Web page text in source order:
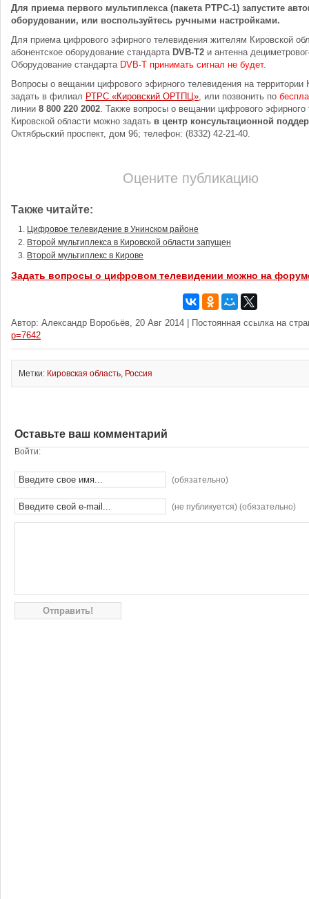
Для приема первого мультиплекса (пакета РТРС-1) запустите
оборудовании, или воспользуйтесь ручными настройками.
Для приема цифрового эфирного телевидения жителям Кировской
абонентское оборудование стандарта DVB-T2 и антенна
Оборудование стандарта DVB-T принимать сигнал не будет.
Вопросы о вещании цифрового эфирного телевидения на территории
задать в филиал РТРС «Кировский ОРТПЦ», или позвонить по
линии 8 800 220 2002. Также вопросы о вещании цифрового эфирного
Кировской области можно задать в центр консультационной
Октябрьский проспект, дом 96; телефон: (8332) 42-21-40.
Оцените публикацию
Также читайте:
Цифровое телевидение в Унинском районе
Второй мультиплекса в Кировской области запущен
Второй мультиплекс в Кирове
Задать вопросы о цифровом телевидении можно на
Автор: Александр Воробьёв, 20 Авг 2014 | Постоянная ссылка на
p=7642
Метки: Кировская область, Россия
Оставьте ваш комментарий
Войти:
(обязательно)
(не публикуется) (обязательно)